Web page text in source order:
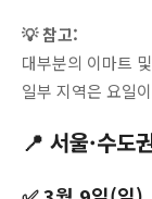
💡 참고:
대부분의 이마트
일부 지역은 요일
📍 서울·수도